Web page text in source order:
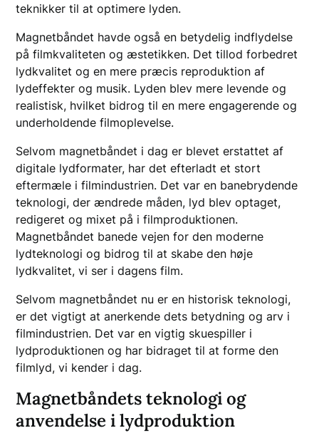
teknikker til at optimere lyden.
Magnetbåndet havde også en betydelig indflydelse
på filmkvaliteten og æstetikken. Det tillod forbedret
lydkvalitet og en mere præcis reproduktion af
lydeffekter og musik. Lyden blev mere levende og
realistisk, hvilket bidrog til en mere engagerende og
underholdende filmoplevelse.
Selvom magnetbåndet i dag er blevet erstattet af
digitale lydformater, har det efterladt et stort
eftermæle i filmindustrien. Det var en banebrydende
teknologi, der ændrede måden, lyd blev optaget,
redigeret og mixet på i filmproduktionen.
Magnetbåndet banede vejen for den moderne
lydteknologi og bidrog til at skabe den høje
lydkvalitet, vi ser i dagens film.
Selvom magnetbåndet nu er en historisk teknologi,
er det vigtigt at anerkende dets betydning og arv i
filmindustrien. Det var en vigtig skuespiller i
lydproduktionen og har bidraget til at forme den
filmlyd, vi kender i dag.
Magnetbåndets teknologi og
anvendelse i lydproduktion